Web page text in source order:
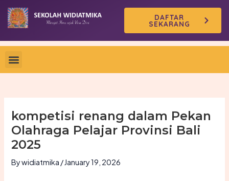
Skip
content
DAFTAR
SEKARANG
kompetisi renang dalam Pekan
Olahraga Pelajar Provinsi Bali
2025
Bywidiatmika /January 19, 2026